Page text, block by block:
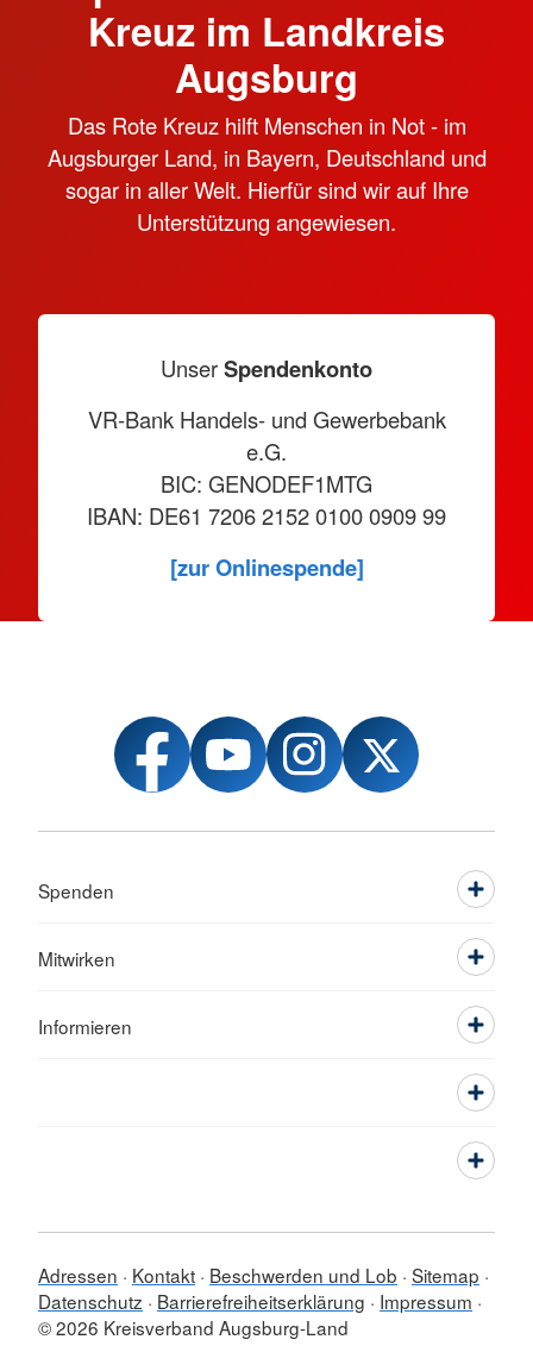
Kreuz im Landkreis
Augsburg
Das Rote Kreuz hilft Menschen in Not - im
Augsburger Land, in Bayern, Deutschland und
sogar in aller Welt. Hierfür sind wir auf Ihre
Unterstützung angewiesen.
UnserSpendenkonto
VR-Bank Handels- und Gewerbebank
e.G.
BIC: GENODEF1MTG
IBAN: DE61 7206 2152 0100 0909 99
[zur Onlinespende]
Spenden
Mitwirken
Informieren
Adressen Kontakt Beschwerden und Lob Sitemap
Datenschutz
Barrierefreiheitserklärung
Impressum
© 2026 Kreisverband Augsburg-Land